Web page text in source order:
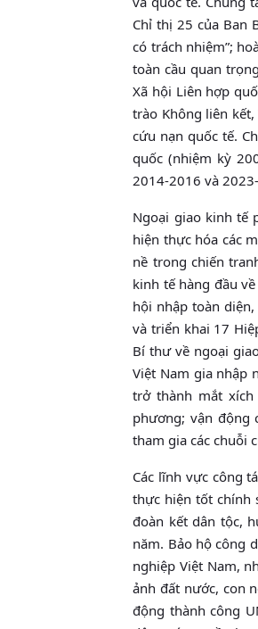
Chỉ thị 25 của Ban
có trách nhiệm”;
toàn cầu quan
Xã hội Liên hợp
trào Không liên
cứu nạn quốc tế.
quốc (nhiệm kỳ
2014-2016 và
Ngoại giao kinh tế
hiện thực hóa các
nề trong chiến
kinh tế hàng đầu
hội nhập toàn
và triển khai 17
Bí thư về ngoại
Việt Nam gia nhập
trở thành mắt
phương; vận động
tham gia các chuỗi
Các lĩnh vực công
thực hiện tốt chính
đoàn kết dân tộc,
năm. Bảo hộ công
nghiệp Việt Nam,
ảnh đất nước, con
động thành công